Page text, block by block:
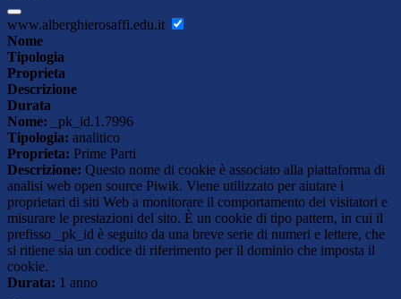
www.alberghierosaffi.edu.it
Nome
Tipologia
Proprieta
Descrizione
Durata
Nome: _pk_id.1.7996
Tipologia: analitico
Proprieta: Prime Parti
Descrizione: Questo nome di cookie è associato alla piattaforma di
analisi web open source Piwik. Viene utilizzato per aiutare i
proprietari di siti Web a monitorare il comportamento dei visitatori e
misurare le prestazioni del sito. È un cookie di tipo pattern, in cui il
prefisso _pk_id è seguito da una breve serie di numeri e lettere, che
si ritiene sia un codice di riferimento per il dominio che imposta il
cookie.
Durata: 1 anno